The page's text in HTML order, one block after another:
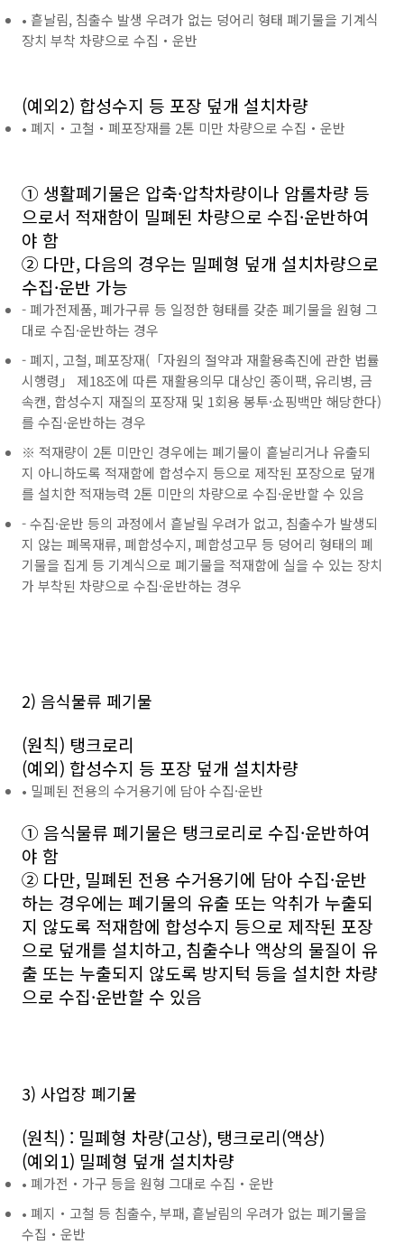
• 흩날림, 침출수 발생 우려가 없는 덩어리 형태 폐기물을 기계식
장치 부착 차량으로 수집‧운반
(예외2) 합성수지 등 포장 덮개 설치차량
• 폐지‧고철‧폐포장재를 2톤 미만 차량으로 수집‧운반
① 생활폐기물은 압축·압착차량이나 암롤차량 등
으로서 적재함이 밀폐된 차량으로 수집·운반하여
야 함
② 다만, 다음의 경우는 밀폐형 덮개 설치차량으로
수집·운반 가능
- 폐가전제품, 폐가구류 등 일정한 형태를 갖춘 폐기물을 원형 그
대로 수집·운반하는 경우
- 폐지, 고철, 폐포장재(「자원의 절약과 재활용촉진에 관한 법률
시행령」 제18조에 따른 재활용의무 대상인 종이팩, 유리병, 금
속캔, 합성수지 재질의 포장재 및 1회용 봉투·쇼핑백만 해당한다)
를 수집·운반하는 경우
※ 적재량이 2톤 미만인 경우에는 폐기물이 흩날리거나 유출되
지 아니하도록 적재함에 합성수지 등으로 제작된 포장으로 덮개
를 설치한 적재능력 2톤 미만의 차량으로 수집·운반할 수 있음
- 수집·운반 등의 과정에서 흩날릴 우려가 없고, 침출수가 발생되
지 않는 폐목재류, 폐합성수지, 폐합성고무 등 덩어리 형태의 폐
기물을 집게 등 기계식으로 폐기물을 적재함에 실을 수 있는 장치
가 부착된 차량으로 수집·운반하는 경우
2) 음식물류 페기물
(원칙) 탱크로리
(예외) 합성수지 등 포장 덮개 설치차량
• 밀폐된 전용의 수거용기에 담아 수집·운반
① 음식물류 폐기물은 탱크로리로 수집·운반하여
야 함
② 다만, 밀폐된 전용 수거용기에 담아 수집·운반
하는 경우에는 폐기물의 유출 또는 악취가 누출되
지 않도록 적재함에 합성수지 등으로 제작된 포장
으로 덮개를 설치하고, 침출수나 액상의 물질이 유
출 또는 누출되지 않도록 방지턱 등을 설치한 차량
으로 수집·운반할 수 있음
3) 사업장 폐기물
(원칙) : 밀폐형 차량(고상), 탱크로리(액상)
(예외1) 밀폐형 덮개 설치차량
• 폐가전‧가구 등을 원형 그대로 수집‧운반
• 폐지‧고철 등 침출수, 부패, 흩날림의 우려가 없는 폐기물을
수집‧운반